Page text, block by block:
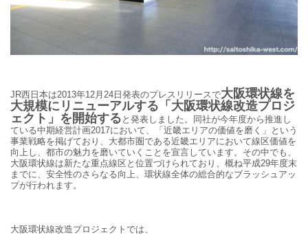
JR西日本は2013年12月24日発表のプレスリリースで大阪環状線を
大規模にリニューアルする「大阪環状線改造プロジ
ェクト」を開始する と発表しました。同社が今年度から推進し
ている中期経営計画2017において、「近畿エリアの価値を磨く」という
事業戦略を掲げており、大都市圏である近畿エリアにおいて線区価値を
向上し、都市の魅力を磨いていくことを宣言しています。その中でも、
大阪環状線は新たな重点線区と位置づけられており、概ね平成29年度末
までに、安全性のさらなる向上、環状線全体の総合的なブラッシュアッ
プが行われます。
大阪環状線改造プロジェクトでは、